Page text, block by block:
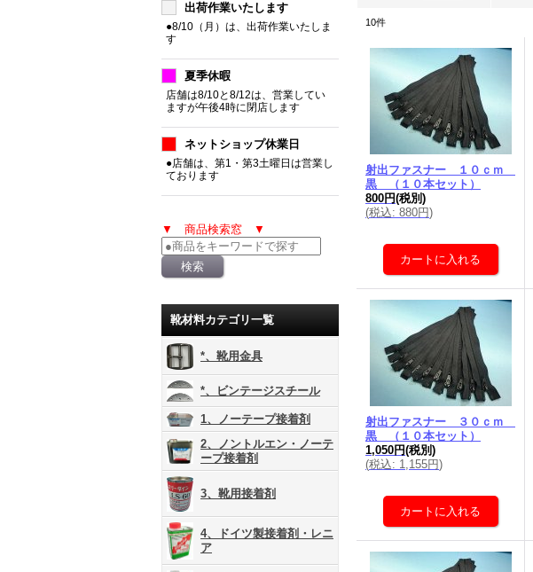
出荷作業いたします
●8/10（月）は、出荷作業いたしま
す
夏季休暇
店舗は8/10と8/12は、営業してい
ますが午後4時に閉店します
ネットショップ休業日
●店舗は、第1・第3土曜日は営業し
ております
▼ 商品検索窓 ▼
靴材料カテゴリ一覧
*、靴用金具
*、ビンテージスチール
1、ノーテープ接着剤
2、ノントルエン・ノーテ
ープ接着剤
3、靴用接着剤
4、ドイツ製接着剤・レニ
ア
10件
射出ファスナー １０ｃｍ
黒 （１０本セット）
800円(税別)
(税込: 880円)
射出ファスナー ３０ｃｍ
黒 （１０本セット）
1,050円(税別)
(税込: 1,155円)